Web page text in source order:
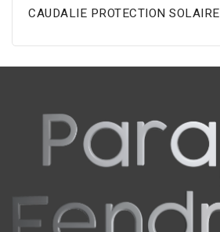
CAUDALIE PROTECTION SOLAIRE